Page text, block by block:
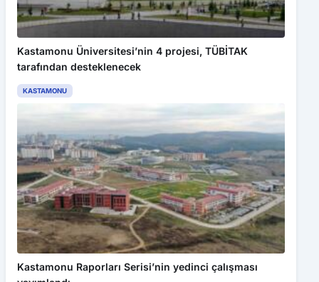
Kastamonu Üniversitesi’nin 4 projesi, TÜBİTAK
tarafından desteklenecek
KASTAMONU
Kastamonu Raporları Serisi’nin yedinci çalışması
Bu web sitesinde en iyi deneyimi yaşamanızı sağlamak için
çerezler kullanılmaktadır. Detaylar için
Gizlilik Politikamız